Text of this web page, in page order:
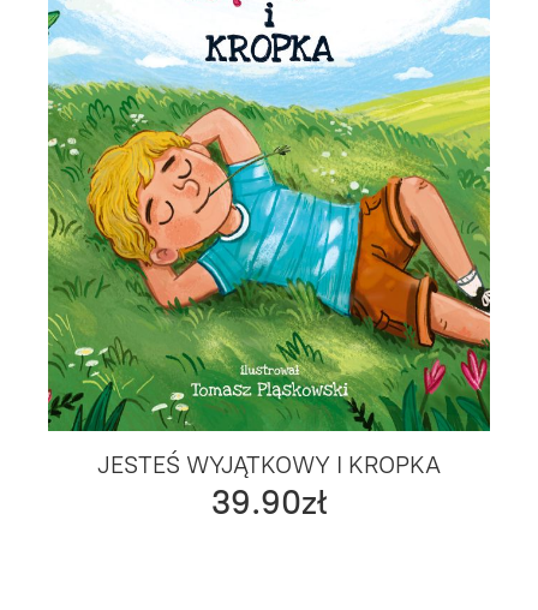
JESTEŚ WYJĄTKOWY I KROPKA
39.90zł